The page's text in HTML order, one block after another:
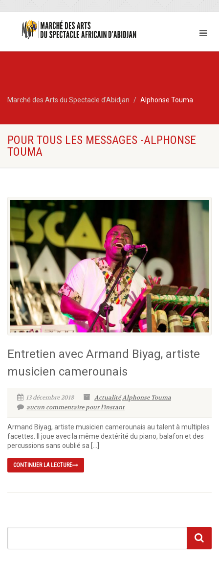
Marché des Arts du Spectacle d'Abidjan Alphonse Touma
POUR TOUS LES MESSAGES -ALPHONSE
TOUMA
Entretien avec Armand Biyag, artiste
musicien camerounais
13 décembre 2018 ActualitéAlphonse Touma
aucun commentaire pour l'instant
Armand Biyag, artiste musicien camerounais au talent à multiples
facettes. Il joue avec la même dextérité du piano, balafon et des
per­cussions sans oublié sa […]
CONTINUER LA LECTURE